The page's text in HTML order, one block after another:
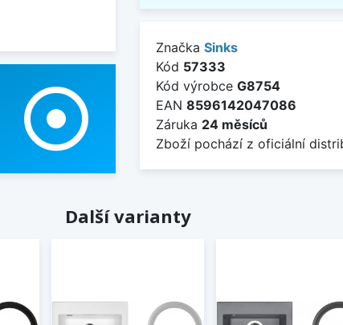
adjust
Značka Sinks
Kód 57333
Kód výrobce G8754
EAN 8596142047086
Záruka 24 měsíců
Zboží pochází z oficiální
Další varianty